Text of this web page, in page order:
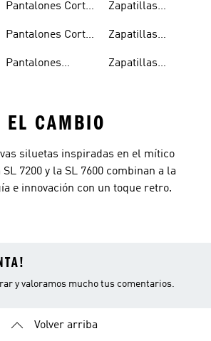
Pantalones Cortos
Pantalones Cortos
Pantalones
Zapatillas
Zapatillas
Zapatillas
CAMBIO
siluetas inspiradas en el mítico
7200 y la SL 7600 combinan a la
e innovación con un toque retro.
y valoramos mucho tus comentarios.
Volver arriba